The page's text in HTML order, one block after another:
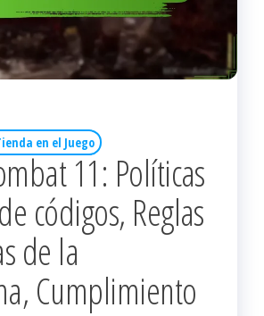
en el Juego
11: Políticas
códigos, Reglas
de la
Cumplimiento